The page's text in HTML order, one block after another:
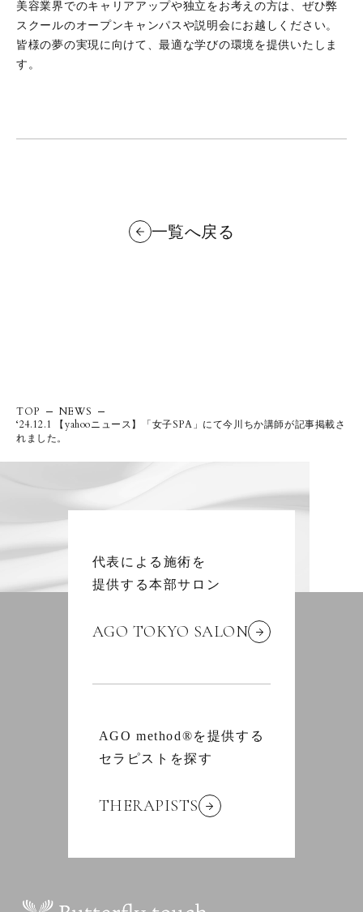
美容業界でのキャリアアップや独立をお考えの方は、ぜひ弊
スクールのオープンキャンパスや説明会にお越しください。
皆様の夢の実現に向けて、最適な学びの環境を提供いたしま
す。
一覧へ戻る
TOP
NEWS
‘24.12.1 【yahooニュース】「女子SPA」にて今川ちか講師が記事掲載さ
れました。
代表による施術を
提供する本部サロン
AGO TOKYO SALON
AGO method®を提供する
セラピストを探す
THERAPISTS